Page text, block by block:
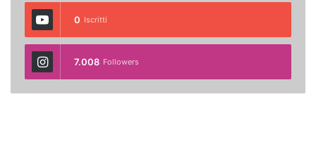
0 Iscritti
7.008 Followers